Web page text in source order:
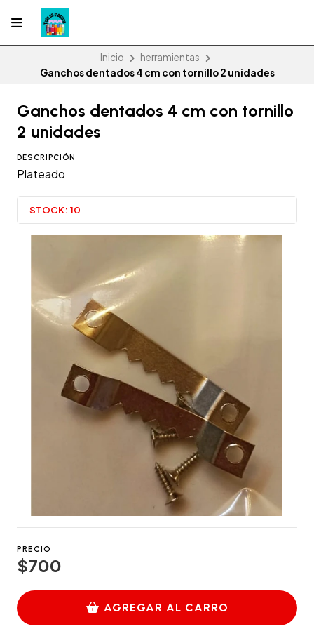
Inicio
herramientas
Ganchos dentados 4 cm con tornillo 2 unidades
Ganchos dentados 4 cm con tornillo
2 unidades
DESCRIPCIÓN
Plateado
STOCK: 10
PRECIO
$700
AGREGAR AL CARRO